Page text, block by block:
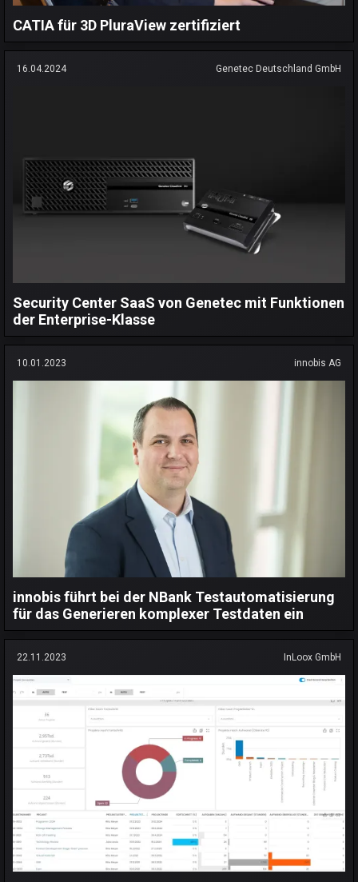
CATIA für 3D PluraView zertifiziert
16.04.2024 Genetec Deutschland GmbH
Security Center SaaS von Genetec mit Funktionen
der Enterprise-Klasse
10.01.2023 innobis AG
innobis führt bei der NBank Testautomatisierung
für das Generieren komplexer Testdaten ein
22.11.2023 InLoox GmbH